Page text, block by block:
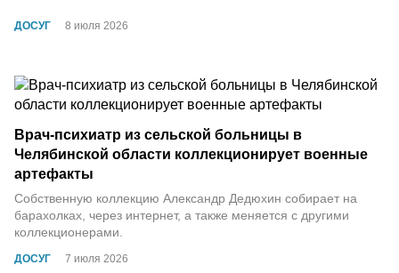
ДОСУГ 8 июля 2026
ДОСУГ 7 июля 2026
Врач-психиатр из сельской больницы в
Челябинской области коллекционирует военные
артефакты
Собственную коллекцию Александр Дедюхин собирает на
барахолках, через интернет, а также меняется с другими
коллекционерами.